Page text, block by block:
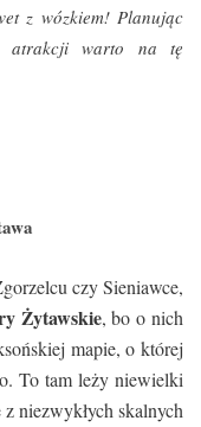
z wózkiem! Planując
atrakcji warto na tę
czy Sieniawce,
Żytawskie, bo o nich
mapie, o której
To tam leży niewielki
z niezwykłych skalnych